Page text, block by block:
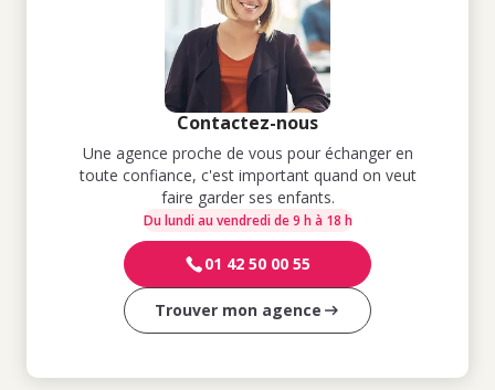
Contactez-nous
Une agence proche de vous pour échanger en
toute confiance, c'est important quand on veut
faire garder ses enfants.
Du lundi au vendredi de 9 h à 18 h
01 42 50 00 55
Trouver mon agence